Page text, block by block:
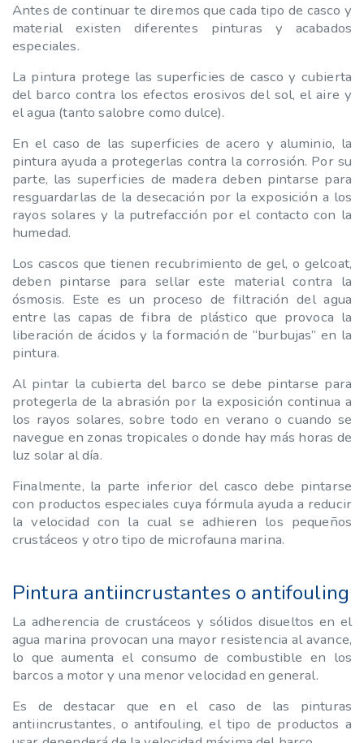
Antes de continuar te diremos que cada tipo de casco y
material existen diferentes pinturas y acabados
especiales.
La pintura protege las superficies de casco y cubierta
del barco contra los efectos erosivos del sol, el aire y
el agua (tanto salobre como dulce).
En el caso de las superficies de acero y aluminio, la
pintura ayuda a protegerlas contra la corrosión. Por su
parte, las superficies de madera deben pintarse para
resguardarlas de la desecación por la exposición a los
rayos solares y la putrefacción por el contacto con la
humedad.
Los cascos que tienen recubrimiento de gel, o gelcoat,
deben pintarse para sellar este material contra la
ósmosis. Este es un proceso de filtración del agua
entre las capas de fibra de plástico que provoca la
liberación de ácidos y la formación de “burbujas” en la
pintura.
Al pintar la cubierta del barco se debe pintarse para
protegerla de la abrasión por la exposición continua a
los rayos solares, sobre todo en verano o cuando se
navegue en zonas tropicales o donde hay más horas de
luz solar al día.
Finalmente, la parte inferior del casco debe pintarse
con productos especiales cuya fórmula ayuda a reducir
la velocidad con la cual se adhieren los pequeños
crustáceos y otro tipo de microfauna marina.
Pintura antiincrustantes o antifouling
La adherencia de crustáceos y sólidos disueltos en el
agua marina provocan una mayor resistencia al avance,
lo que aumenta el consumo de combustible en los
barcos a motor y una menor velocidad en general.
Es de destacar que en el caso de las pinturas
antiincrustantes, o antifouling, el tipo de productos a